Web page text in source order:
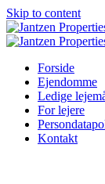
Skip to content
Forside
Ejendomme
Ledige
For lejere
Kontakt